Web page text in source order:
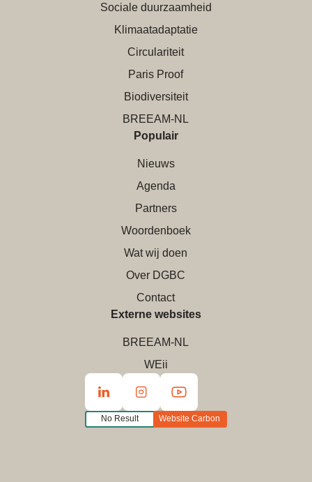
Sociale duurzaamheid
Klimaatadaptatie
Circulariteit
Paris Proof
Biodiversiteit
BREEAM-NL
Populair
Nieuws
Agenda
Partners
Woordenboek
Wat wij doen
Over DGBC
Contact
Externe websites
BREEAM-NL
WEii
No Result Website Carbon